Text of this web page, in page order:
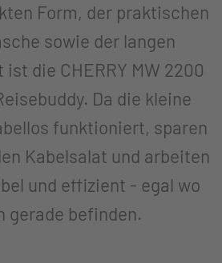
Form, der praktischen
sowie der langen
die CHERRY MW 2200
Da die kleine
funktioniert, sparen
Kabelsalat und arbeiten
und effizient - egal wo
gerade befinden.